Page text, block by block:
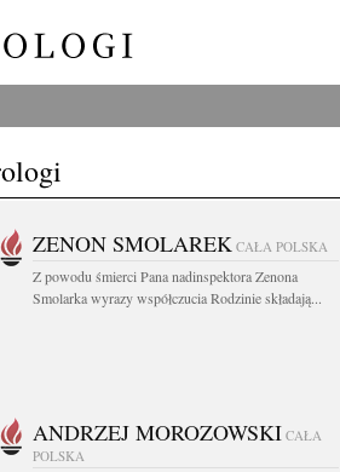
ZENON SMOLAREK CAŁA POLSKA
Z powodu śmierci Pana nadinspektora Zenona
Smolarka wyrazy współczucia Rodzinie składają...
ANDRZEJ MOROZOWSKI CAŁA
POLSKA